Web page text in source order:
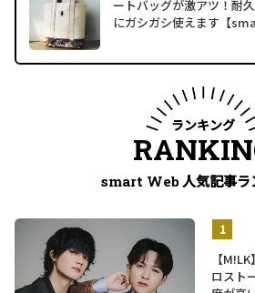
ートバッグが激アツ！耐
にガシガシ使えます【
ランキング
smart Web 人気記事
【
ロスト